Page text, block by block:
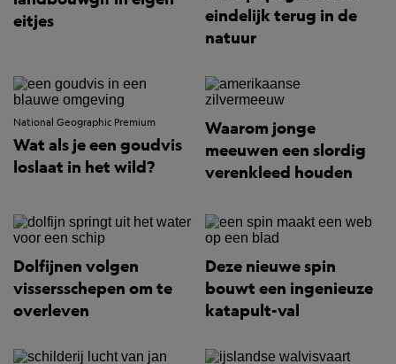
eitjes
eindelijk terug in de
natuur
National Geographic Premium
Wat als je een goudvis
loslaat in het wild?
Waarom jonge
meeuwen een slordig
verenkleed houden
Dolfijnen volgen
vissersschepen om te
overleven
Deze nieuwe spin
bouwt een ingenieuze
katapult-val